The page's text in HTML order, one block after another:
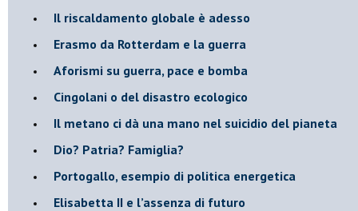
Il riscaldamento globale è adesso
​Erasmo da Rotterdam e la guerra
​Aforismi su guerra, pace e bomba
Cingolani o del disastro ecologico
​Il metano ci dà una mano nel suicidio del pianeta
​Dio? Patria? Famiglia?
Portogallo, esempio di politica energetica
​Elisabetta II e l’assenza di futuro